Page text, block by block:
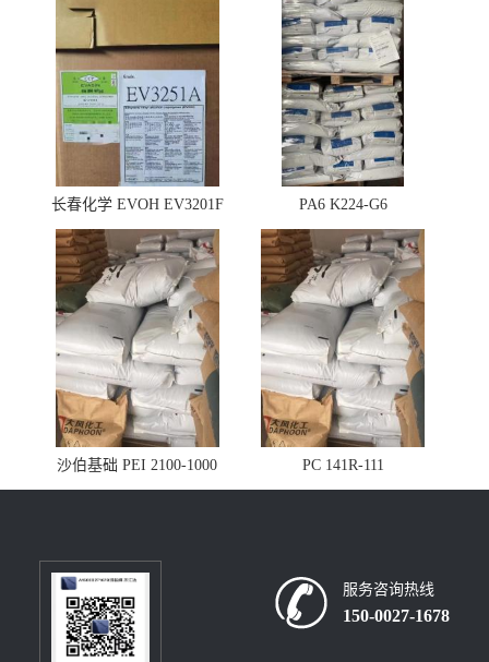
长春化学 EVOH EV3201F PA6 K224-G6
沙伯基础 PEI 2100-1000 PC 141R-111
服务咨询热线
150-0027-1678